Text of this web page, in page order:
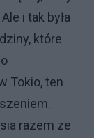
i tak była
które
Tokio, ten
razem ze